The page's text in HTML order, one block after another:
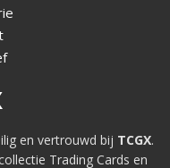
en vertrouwd bij TCGX.
Trading Cards en